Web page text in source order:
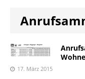
17. März 2015